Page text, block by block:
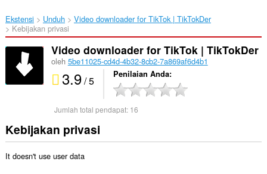
Ekstensi Unduh
Video downloader for TikTok | TikTokDer‎
Kebijakan privasi
Video downloader for TikTok | TikTokDer
oleh 5be11025-cd4d-4b32-8cb2-7a869af6d4b1
3.9/ 5 Penilaian Anda
Jumlah total pendapat: 16
Kebijakan privasi
It doesn't use user data